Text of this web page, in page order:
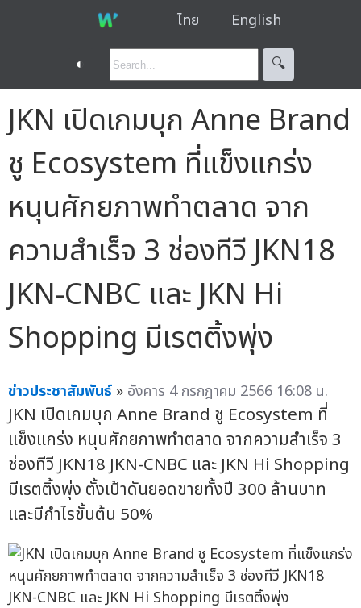
ไทย English
◐ 🔍︎
JKN เปิดเกมบุก Anne Brand
ชู Ecosystem ที่แข็งแกร่ง
หนุนศักยภาพทำตลาด จาก
ความสำเร็จ 3 ช่องทีวี JKN18
JKN-CNBC และ JKN Hi
Shopping มีเรตติ้งพุ่ง
ข่าวประชาสัมพันธ์ » อังคาร 4 กรกฎาคม 2566 16:08 น.
JKN เปิดเกมบุก Anne Brand ชู Ecosystem ที่
แข็งแกร่ง หนุนศักยภาพทำตลาด จากความสำเร็จ 3
ช่องทีวี JKN18 JKN-CNBC และ JKN Hi Shopping
มีเรตติ้งพุ่ง ตั้งเป้าดันยอดขายทั้งปี 300 ล้านบาท
และมีกำไรขั้นต้น 50%